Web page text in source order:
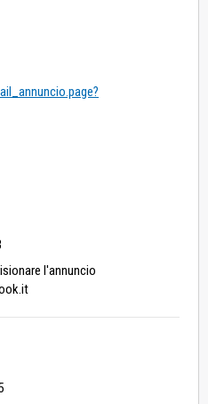
l'annuncio